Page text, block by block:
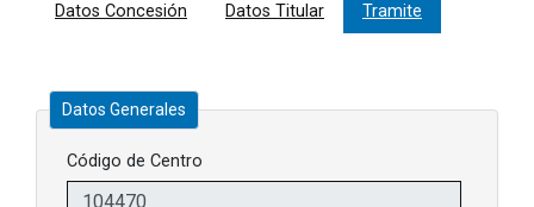
Datos Concesión Datos Titular Tramite
Datos Generales
Código de Centro